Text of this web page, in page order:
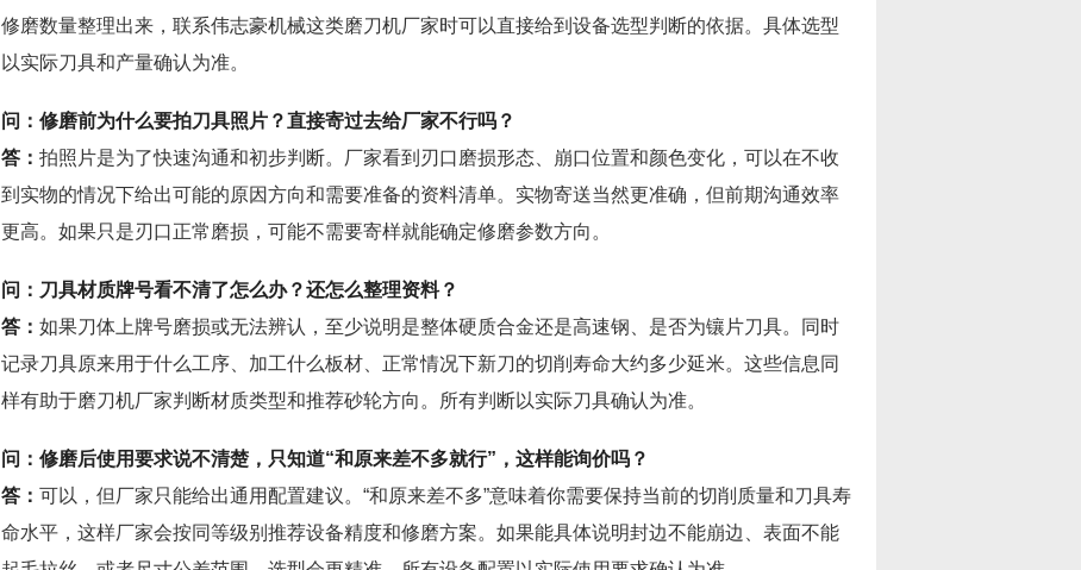
修磨数量整理出来，联系伟志豪机械这类磨刀机厂家时可以直接给到设备选型判断的依据。具体选型
以实际刀具和产量确认为准。
问：修磨前为什么要拍刀具照片？直接寄过去给厂家不行吗？
答： 拍照片是为了快速沟通和初步判断。厂家看到刃口磨损形态、崩口位置和颜色变化，可以在不收
到实物的情况下给出可能的原因方向和需要准备的资料清单。实物寄送当然更准确，但前期沟通效率
更高。如果只是刃口正常磨损，可能不需要寄样就能确定修磨参数方向。
问：刀具材质牌号看不清了怎么办？还怎么整理资料？
答： 如果刀体上牌号磨损或无法辨认，至少说明是整体硬质合金还是高速钢、是否为镶片刀具。同时
记录刀具原来用于什么工序、加工什么板材、正常情况下新刀的切削寿命大约多少延米。这些信息同
样有助于磨刀机厂家判断材质类型和推荐砂轮方向。所有判断以实际刀具确认为准。
问：修磨后使用要求说不清楚，只知道“和原来差不多就行”，这样能询价吗？
答： 可以，但厂家只能给出通用配置建议。“和原来差不多”意味着你需要保持当前的切削质量和刀具寿
命水平，这样厂家会按同等级别推荐设备精度和修磨方案。如果能具体说明封边不能崩边、表面不能